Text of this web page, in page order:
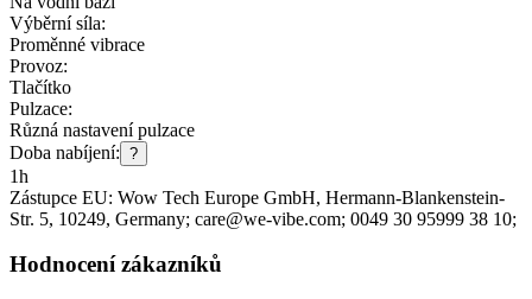
Výběrní síla:
Proměnné vibrace
Provoz:
Tlačítko
Pulzace:
Různá nastavení pulzace
Doba nabíjení: ?
1h
Zástupce EU: Wow Tech Europe GmbH, Hermann-Blankenstein-
Str. 5, 10249, Germany; care@we-vibe.com; 0049 30 95999 38 10;
Hodnocení zákazníků